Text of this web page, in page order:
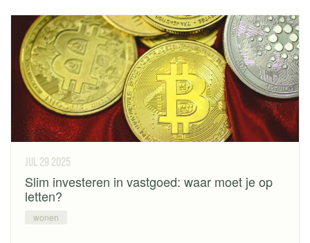
jul 29 2025
Slim investeren in vastgoed: waar moet je op
letten?
wonen